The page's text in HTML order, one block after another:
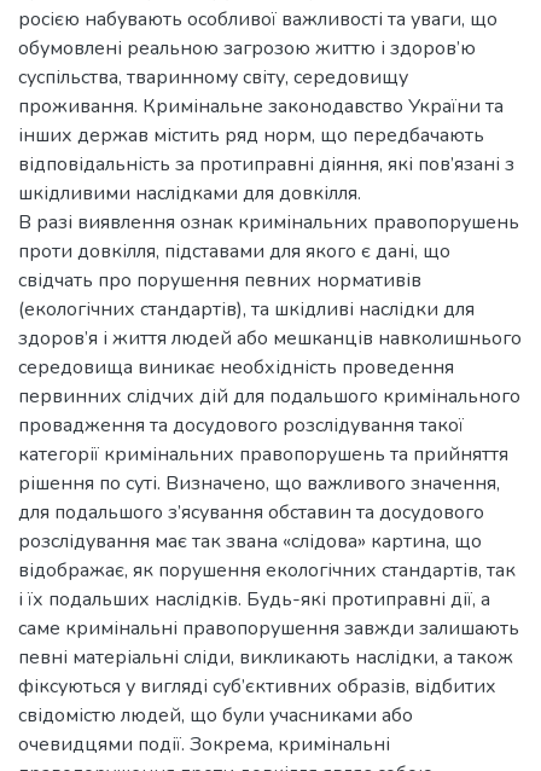
росією набувають особливої важливості та уваги, що
обумовлені реальною загрозою життю і здоров’ю
суспільства, тваринному світу, середовищу
проживання. Кримінальне законодавство України та
інших держав містить ряд норм, що передбачають
відповідальність за протиправні діяння, які пов’язані з
шкідливими наслідками для довкілля.
В разі виявлення ознак кримінальних правопорушень
проти довкілля, підставами для якого є дані, що
свідчать про порушення певних нормативів
(екологічних стандартів), та шкідливі наслідки для
здоров’я і життя людей або мешканців навколишнього
середовища виникає необхідність проведення
первинних слідчих дій для подальшого кримінального
провадження та досудового розслідування такої
категорії кримінальних правопорушень та прийняття
рішення по суті. Визначено, що важливого значення,
для подальшого з’ясування обставин та досудового
розслідування має так звана «слідова» картина, що
відображає, як порушення екологічних стандартів, так
і їх подальших наслідків. Будь-які протиправні дії, а
саме кримінальні правопорушення завжди залишають
певні матеріальні сліди, викликають наслідки, а також
фіксуються у вигляді суб’єктивних образів, відбитих
свідомістю людей, що були учасниками або
очевидцями події. Зокрема, кримінальні